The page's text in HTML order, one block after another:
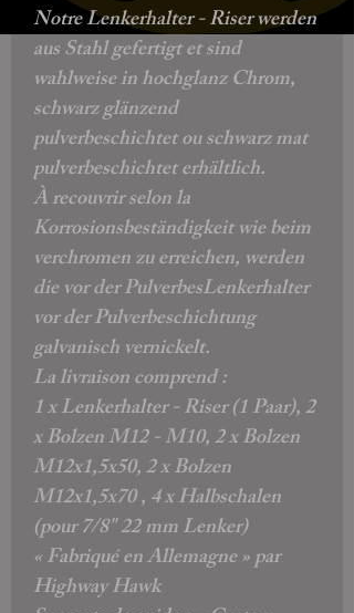
Notre Lenkerhalter - Riser werden
aus Stahl gefertigt et sind
wahlweise in hochglanz Chrom,
schwarz glänzend
pulverbeschichtet ou schwarz mat
pulverbeschichtet erhältlich.
À recouvrir selon la
Korrosionsbeständigkeit wie beim
verchromen zu erreichen, werden
die vor der PulverbesLenkerhalter
vor der Pulverbeschichtung
galvanisch vernickelt.
La livraison comprend :
1 x Lenkerhalter - Riser (1 Paar),2
x Bolzen M12 - M10, 2 x Bolzen
M12x1,5x50, 2 x Bolzen
M12x1,5x70, 4 x Halbschalen
(pour 7/8" 22 mm Lenker)
« Fabriqué en Allemagne » par
Highway Hawk